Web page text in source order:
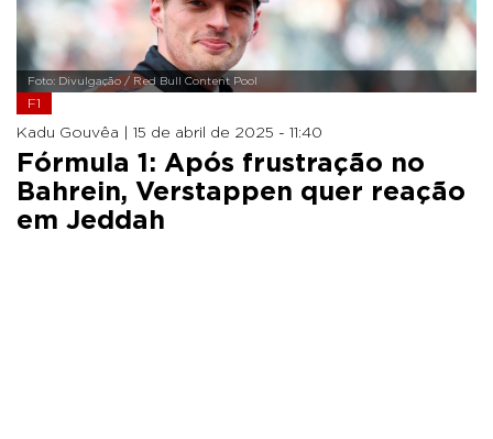
Foto: Divulgação / Red Bull Content Pool
F1
Kadu Gouvêa | 15 de abril de 2025 - 11:40
Fórmula 1: Após frustração no
Bahrein, Verstappen quer reação
em Jeddah